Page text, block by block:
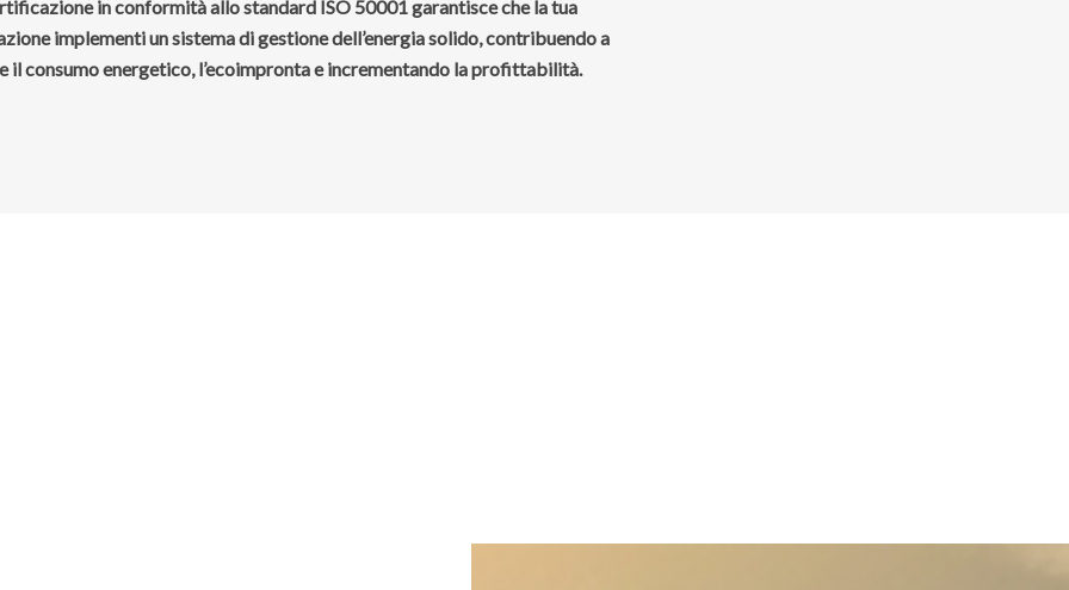
in conformità allo standard ISO 50001 garantisce che la tua
implementi un sistema di gestione dell’energia solido, contribuendo a
il consumo energetico, l’ecoimpronta e incrementando la profittabilità.